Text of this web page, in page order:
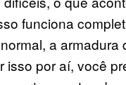
funciona
a armadura
isso por aí, você